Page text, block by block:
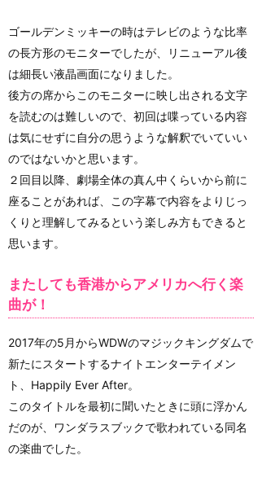
ゴールデンミッキーの時はテレビのような比率
の長方形のモニターでしたが、リニューアル後
は細長い液晶画面になりました。
後方の席からこのモニターに映し出される文字
を読むのは難しいので、初回は喋っている内容
は気にせずに自分の思うような解釈でいていい
のではないかと思います。
２回目以降、劇場全体の真ん中くらいから前に
座ることがあれば、この字幕で内容をよりじっ
くりと理解してみるという楽しみ方もできると
思います。
またしても香港からアメリカへ行く楽
曲が！
2017年の5月からWDWのマジックキングダムで
新たにスタートするナイトエンターテイメン
ト、Happily Ever After。
このタイトルを最初に聞いたときに頭に浮かん
だのが、ワンダラスブックで歌われている同名
の楽曲でした。